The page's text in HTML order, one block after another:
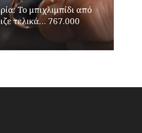
Το μπιχλιμπίδι από
τελικά… 767.000